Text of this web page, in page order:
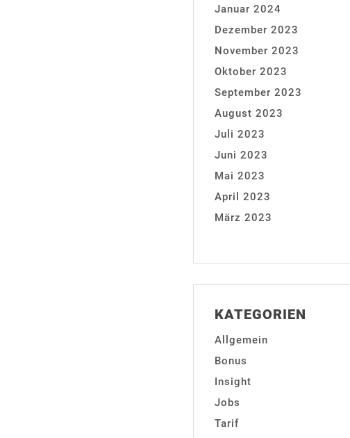
Januar 2024
Dezember 2023
November 2023
Oktober 2023
September 2023
August 2023
Juli 2023
Juni 2023
Mai 2023
April 2023
März 2023
KATEGORIEN
Allgemein
Bonus
Insight
Jobs
Tarif